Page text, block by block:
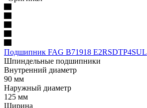
Подшипник FAG B71918 E2RSDTP4SUL
Шпиндельные подшипники
Внутренний диаметр
90 мм
Наружный диаметр
125 мм
Ширина